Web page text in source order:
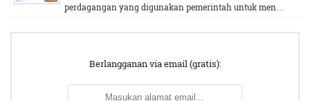
perdagangan yang digunakan pemerintah untuk men…
Berlangganan via email (gratis):